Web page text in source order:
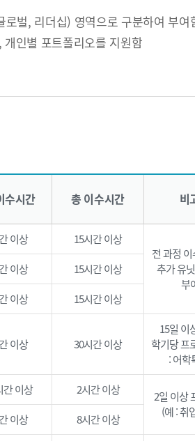
벌, 리더십) 영역으로 구분하여 부여
인별 포트폴리오를 지원함
수시간 총 이수시간 비
이상
15시간 이상
전 과정
추가 유
부
이상 15시간 이상
이상 15시간 이상
이상 30시간 이상
15일 이
학기당 프
: 어학
간 이상 2시간 이상
2일 이상
(예 : 취
이상 8시간 이상